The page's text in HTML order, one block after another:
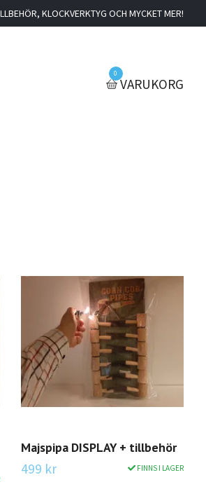
KLOCKVERKTYG OCH MYCKET MER!
0
VARUKORG
Majspipa DISPLAY + tillbehör
499 kr FINNS I LAGER